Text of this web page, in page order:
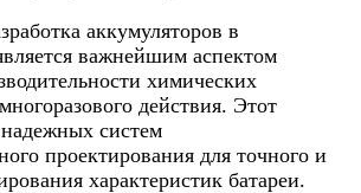
аккумуляторов в
важнейшим аспектом
химических
действия. Этот
надежных систем
проектирования для точного и
характеристик батареи.